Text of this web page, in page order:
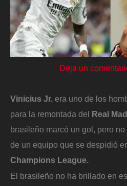
Deja un
Vinicius Jr. era uno de los
para la remontada del Real
brasileño marcó un gol, pero
de un equipo que se despidió
Champions League.
El brasileño no ha brillado en